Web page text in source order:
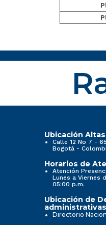
Ubicación
Calle 12 No 7 -
Bogotá -
Horarios de
Atención
Lunes a Viernes
05:00 p.m.
Ubicación de
Directorio